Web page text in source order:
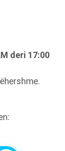
deri 17:00